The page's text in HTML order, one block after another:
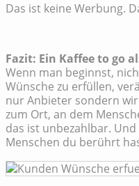
Das ist keine Werbung.
Fazit: Ein Kaffee to go
Wenn man beginnst,
Wünsche zu erfüllen,
nur Anbieter sondern
zum Ort, an dem
das ist unbezahlbar.
Menschen du berührt